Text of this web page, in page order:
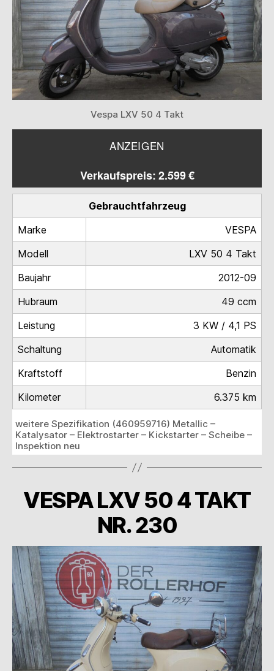
Vespa LXV 50 4 Takt
ANZEIGEN
Verkaufspreis: 2.599 €
Gebrauchtfahrzeug
Marke
VESPA
Modell
LXV 50 4 Takt
Baujahr
2012-09
Hubraum
49 ccm
Leistung
3 KW / 4,1 PS
Schaltung
Automatik
Kraftstoff
Benzin
Kilometer
6.375 km
weitere Spezifikation (460959716) Metallic –
Katalysator – Elektrostarter – Kickstarter – Scheibe –
Inspektion neu
VESPA LXV 50 4 TAKT
NR. 230